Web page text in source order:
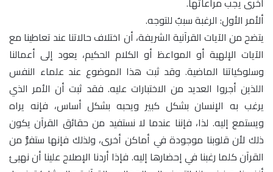
ألأمر الأول: الرغبة سببٌ للتوجه.
يتضح من الآيات القرآنية الشريفة، أن اختلاف حالاتنا عند تعاطينا مع
الآيات الإلهية أو المواعظ أو الكلام الحكيم، يعود إلى أعمالنا
وسلوكياتنا الماضية. وقد ثبت هذا الموضوع عند علماء النفس
اللذين أجروا العديد من الاختبارات عليه. فقد ثبت أن الأمر الذي
يرغب به الإنسان بشكل كبير ويحبه بشكل أساس، فإنه يراه
ويستمع إليه. لذا، فإننا عندما لا نستفيد من حقائق القرآن يكون
ذلك لأن قلوبنا موجودة في أماكن أخرى، ولذلك فإنها ستفرُّ من
القرآن كلما رغبنا في إحضارها إليه. فإذا أردنا الإصلاح علينا أن نهيئ